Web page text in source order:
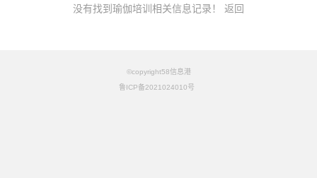
没有找到瑜伽培训相关信息记录！ 返回
©copyright58信息港
鲁ICP备2021024010号